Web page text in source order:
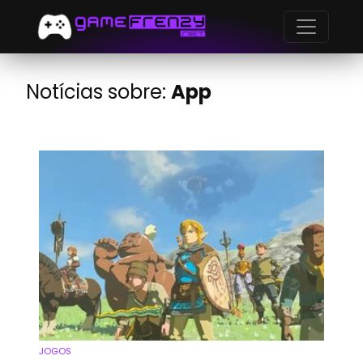
Notícias sobre: App
JOGOS